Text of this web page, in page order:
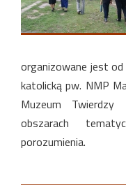
organizowane jest
katolicką pw. NMP
Muzeum Twierdzy
obszarach
porozumienia.